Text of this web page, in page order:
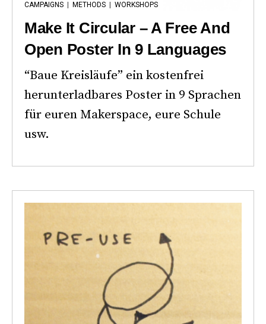
CAMPAIGNS METHODS WORKSHOPS
Make It Circular – A Free And
Open Poster In 9 Languages
“Baue Kreisläufe” ein kostenfrei
herunterladbares Poster in 9 Sprachen
für euren Makerspace, eure Schule
usw.